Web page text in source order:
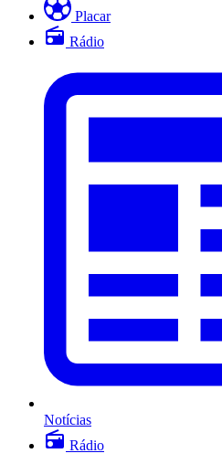
Placar
Rádio
Notícias
Rádio